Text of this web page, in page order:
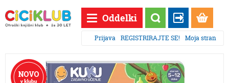
Oddelki
Prijava REGISTRIRAJTE SE! Moja stran